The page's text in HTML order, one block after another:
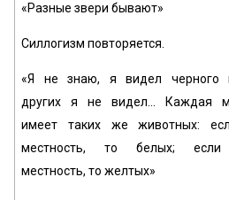
«Разные звери бывают»
Силлогизм повторяется.
«Я не знаю, я видел черного
других я не видел... Каждая
имеет таких же животных:
местность, то белых; если
местность, то желтых»